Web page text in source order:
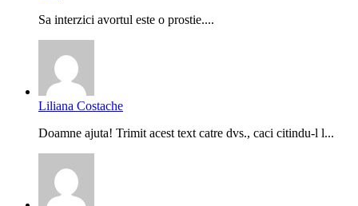
Sa interzici avortul este o prostie....
Liliana Costache
Doamne ajuta! Trimit acest text catre dvs., caci citindu-l l...